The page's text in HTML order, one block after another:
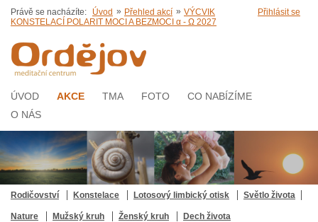
Přihlásit se
Právě se nacházíte: Úvod » Přehled akcí » VÝCVIK
KONSTELACÍ POLARIT MOCI A BEZMOCI α - Ω 2027
ÚVOD AKCE TMA FOTO
CO NABÍZÍME
O NÁS
Rodičovství Konstelace Lotosový limbický otisk Světlo života
Nature Mužský kruh Ženský kruh Dech života